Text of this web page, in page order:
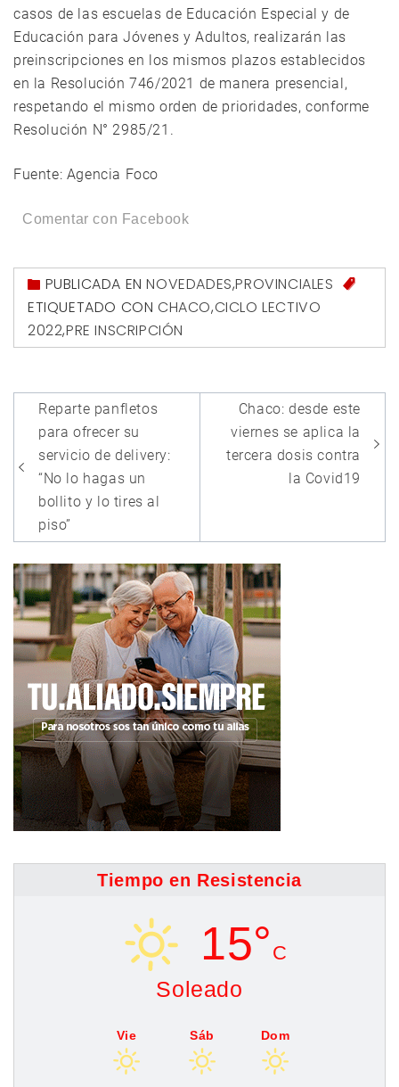
casos de las escuelas de Educación Especial y de
Educación para Jóvenes y Adultos, realizarán las
preinscripciones en los mismos plazos establecidos
en la Resolución 746/2021 de manera presencial,
respetando el mismo orden de prioridades, conforme
Resolución N° 2985/21.
Fuente: Agencia Foco
Comentar con Facebook
PUBLICADA ENNOVEDADES,PROVINCIALES
ETIQUETADO CON CHACO,CICLO LECTIVO
2022,PRE INSCRIPCIÓN
Navegación
de
entradas
Reparte panfletos
para ofrecer su
servicio de delivery:
“No lo hagas un
bollito y lo tires al
piso”
Chaco: desde este
viernes se aplica la
tercera dosis contra
la Covid19
Tiempo en Resistencia
15° C
Soleado
Vie Sáb Dom